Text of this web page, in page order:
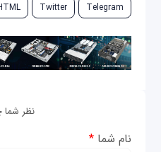
Telegram
Twitter
نظر
نام شما*